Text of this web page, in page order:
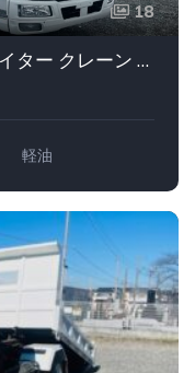
18
H.28(2016)年 三菱ふそう ファイター クレーン 5段クレーンフックインラジコン ホワイト 走行566km
軽油